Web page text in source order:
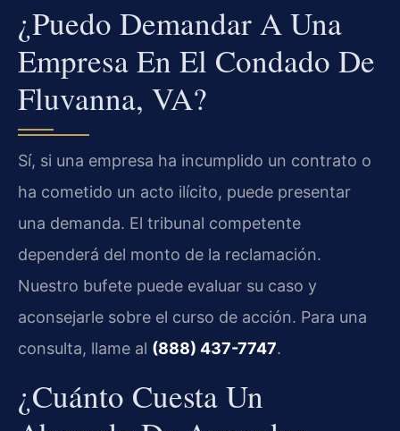
¿Puedo Demandar A Una
Empresa En El Condado De
Fluvanna, VA?
Sí, si una empresa ha incumplido un contrato o
ha cometido un acto ilícito, puede presentar
una demanda. El tribunal competente
dependerá del monto de la reclamación.
Nuestro bufete puede evaluar su caso y
aconsejarle sobre el curso de acción. Para una
consulta, llame al (888) 437-7747.
¿Cuánto Cuesta Un